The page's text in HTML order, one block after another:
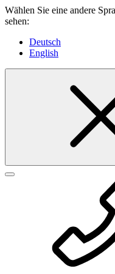
Wählen Sie eine andere
sehen:
Deutsch
English